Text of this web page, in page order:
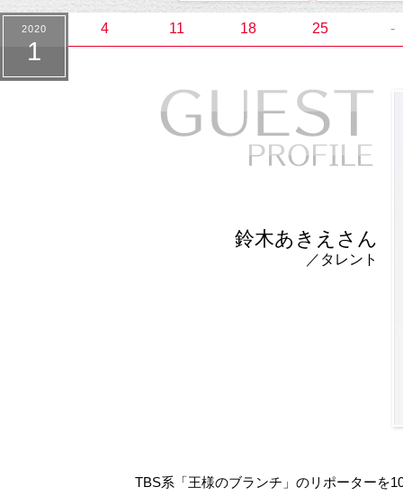
2020
1
4 11 18 25 -
鈴木あきえさん
／タレント
TBS系「王様のブランチ」のリポーターを